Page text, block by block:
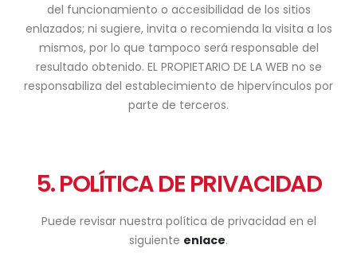
del funcionamiento o accesibilidad de los sitios
enlazados; ni sugiere, invita o recomienda la visita a los
mismos, por lo que tampoco será responsable del
resultado obtenido. EL PROPIETARIO DE LA WEB no se
responsabiliza del establecimiento de hipervínculos por
parte de terceros.
5. POLÍTICA DE PRIVACIDAD
Puede revisar nuestra política de privacidad en el
siguiente enlace.